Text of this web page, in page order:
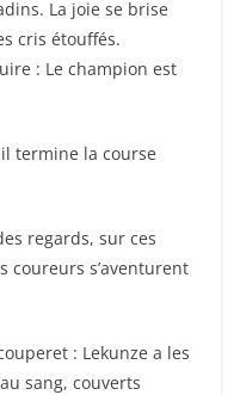
La joie se brise
cris étouffés.
: Le champion est
termine la course
regards, sur ces
coureurs s’aventurent
: Lekunze a les
sang, couverts